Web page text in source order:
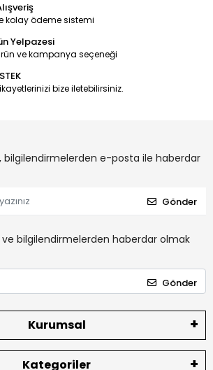
kolay ödeme sistemi
Yelpazesi
ve kampanya seçeneği
bize iletebilirsiniz.
bilgilendirmelerden e-posta ile haberdar
Gönder
bilgilendirmelerden haberdar olmak
Gönder
Kurumsal
Kategoriler